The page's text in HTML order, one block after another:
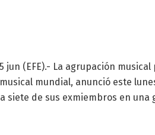
jun (EFE).- La agrupación
mundial, anunció este
siete de sus exmiembros en una